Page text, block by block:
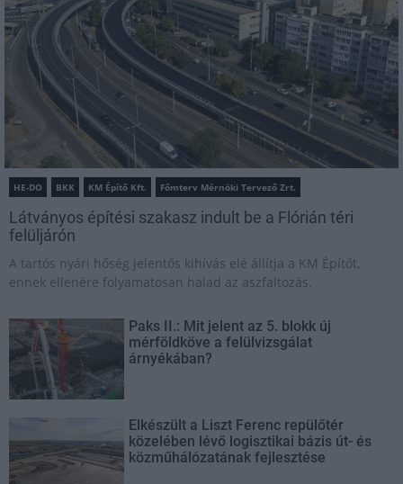
HE-DO BKK KM Építő Kft. Főmterv Mérnöki Tervező Zrt.
Látványos építési szakasz indult be a Flórián téri
felüljárón
A tartós nyári hőség jelentős kihívás elé állítja a KM Építőt,
ennek ellenére folyamatosan halad az aszfaltozás.
Paks II.: Mit jelent az 5. blokk új
mérföldköve a felülvizsgálat
árnyékában?
Elkészült a Liszt Ferenc repülőtér
közelében lévő logisztikai bázis út- és
közműhálózatának fejlesztése